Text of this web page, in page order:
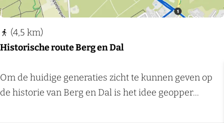
B
a
t
n
b
i
t
s
n
d
Historische route Berg en Dal
H
i
(4,5 km)
Om de huidige generaties zicht te kunnen geven op
de historie van Berg en Dal is het idee geopper...